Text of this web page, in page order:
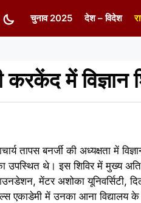
चुनाव 2025 देश – विदेश
में
तापस बनर्जी की अध्यक्षता में
उपस्थित थे। इस शिविर में मुख्य
मेंटर अशोका यूनिवर्सिटी, दिल्ली
एकाडेमी में उनका आना विद्यालय के